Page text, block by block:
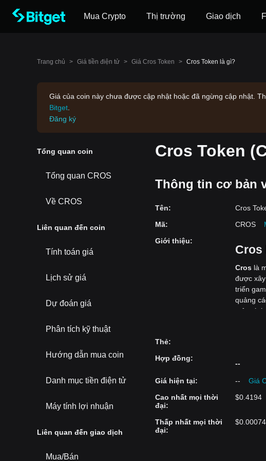
Mua Crypto Thị trường Giao dịch
Trang chủ > Giá tiền điện tử > Giá Cros Token > Cros Token là gì?
Giá của coin này chưa được cập nhật hoặc đã ngừng cập nhật.
Bitget
Đăng ký
‌Tổng ‌quan coin
Tổng quan CROS
Về CROS
Liên quan đến coin
Tính toán giá
Lịch sử giá
Dự đoán giá
Phân tích kỹ thuật
Hướng dẫn mua coin
Danh mục tiền điện tử
Máy tính lợi nhuận
Liên quan đến giao dịch
Mua/Bán
Cros Token
Thông tin cơ bản
Tên:
Cros
Mã: CROS
Giới thiệu:
Cros
Cros là
được
triển
quảng
một
tảng
quả của
trình,
cho các
các nhà
Thẻ:
Hợp đồng:
--
Giá hiện tại: --
Giá
Cao nhất mọi thời
đại:
$0.4194
Thấp nhất mọi thời
đại: